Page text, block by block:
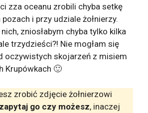
zza oceanu zrobili chyba setkę
i przy udziale żołnierzy.
zniosłabym chyba tylko kilka
trzydzieści?! Nie mogłam się
oczywistych skojarzeń z misiem
Krupówkach 🙂
zrobić zdjęcie żołnierzowi
zapytaj go czy możesz, inaczej